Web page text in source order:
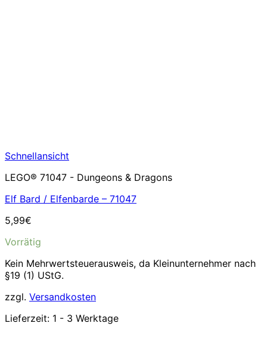
Schnellansicht
LEGO® 71047 - Dungeons & Dragons
Elf Bard / Elfenbarde – 71047
5,99€
Vorrätig
Kein Mehrwertsteuerausweis, da Kleinunternehmer nach
§19 (1) UStG.
zzgl. Versandkosten
Lieferzeit: 1 - 3 Werktage